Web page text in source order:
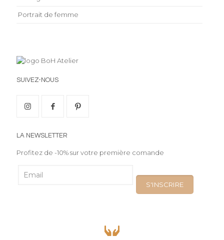
Portrait de femme
SUIVEZ-NOUS
LA NEWSLETTER
Profitez de -10% sur votre première comande